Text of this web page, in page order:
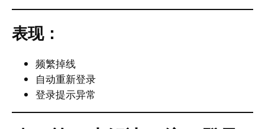
表现：
频繁掉线
自动重新登录
登录提示异常